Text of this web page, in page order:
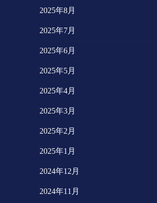
2025年8月
2025年7月
2025年6月
2025年5月
2025年4月
2025年3月
2025年2月
2025年1月
2024年12月
2024年11月